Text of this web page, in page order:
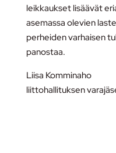
leikkaukset lisäävät
asemassa olevien
perheiden varhaisen
panostaa.
Liisa Komminaho
liittohallituksen